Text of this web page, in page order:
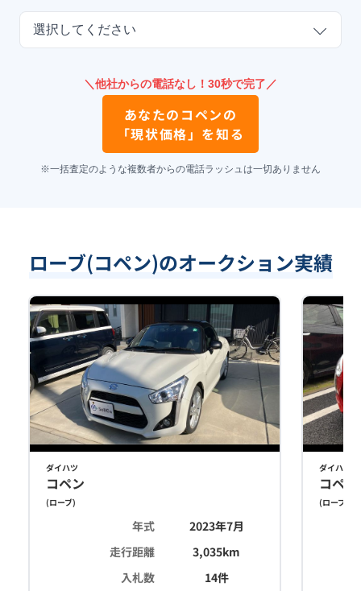
選択してください
＼他社からの電話なし！30秒で完了／
あなたの コペンの
「現状価格」を知る
※一括査定のような複数者からの電話ラッシュは一切ありません
ローブ(コペン)のオークション実績
ダイハツ
コペン
(ローブ)
年式
2023年7月
走行距離
3,035km
入札数
14件
ダイハツ
コペン
(ローブ